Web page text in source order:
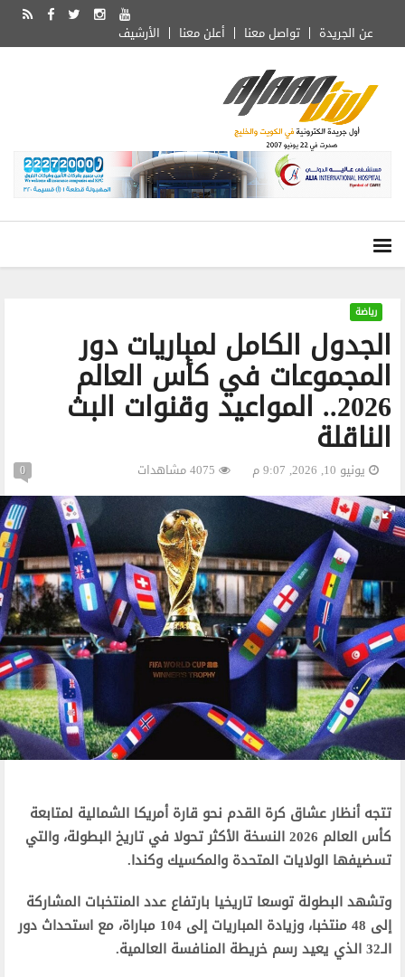
الأرشيف أعلن معنا تواصل معنا عن الجريدة
الجدول الكامل لمباريات دور
المجموعات في كأس العالم
2026.. المواعيد وقنوات البث
الناقلة
رياضة
يونيو 10, 2026, 9:07 م 0
تتجه أنظار عشاق كرة القدم نحو قارة أمريكا الشمالية لمتابعة
كأس العالم 2026 النسخة الأكثر تحولا في تاريخ البطولة، والتي
تسضيفها الولايات المتحدة والمكسيك وكندا.
وتشهد البطولة توسعا تاريخيا بارتفاع عدد المنتخبات المشاركة
إلى 48 منتخبا، وزيادة المباريات إلى 104 مباراة، مع استحداث دور
الـ32 الذي يعيد رسم خريطة المنافسة العالمية.